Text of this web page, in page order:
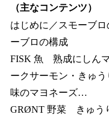
（主なコンテンツ）
はじめに／スモーブ
ーブロの構成
FISK 魚 熟成にしん
ークサーモン・きゅ
味のマヨネーズ…
GRØNT 野菜 きゅう